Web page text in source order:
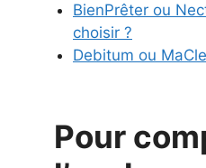
BienPrêter ou
choisir ?
Debitum ou
Pour